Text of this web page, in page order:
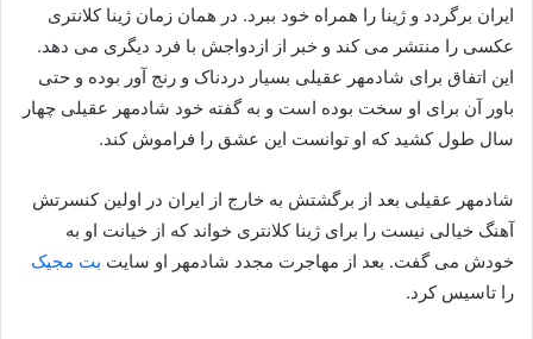
ایران برگردد و ژینا را همراه خود ببرد. در همان زمان ژینا کلانتری
عکسی را منتشر می کند و خبر از ازدواجش با فرد دیگری می دهد.
این اتفاق برای شادمهر عقیلی بسیار دردناک و رنج آور بوده و حتی
باور آن برای او سخت بوده است و به گفته خود شادمهر عقیلی چهار
سال طول کشید که او توانست این عشق را فراموش کند.
شادمهر عقیلی بعد از برگشتش به خارج از ایران در اولین کنسرتش
آهنگ خیالی نیست را برای ژینا کلانتری خواند که از خیانت او به
خودش می گفت. بعد از مهاجرت مجدد شادمهر او سایت بت مجیک
را تاسیس کرد.